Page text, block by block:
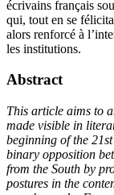
écrivains français
qui, tout en se
alors renforcé à
les institutions.
Abstract
This article aims to
made visible in
beginning of the
binary opposition
from the South by
postures in the